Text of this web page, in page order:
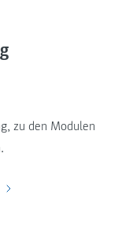
zu den Modulen